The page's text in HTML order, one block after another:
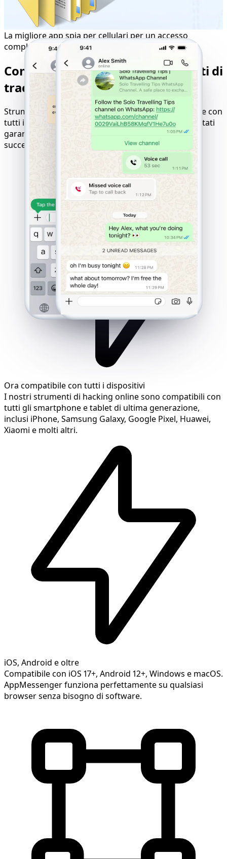
La migliore app spia per cellulari per un accesso
completo
Compatibilità perfetta per risultati di
tracciamento ottimali
Strumento online per hackerare siti web compatibile con
tutti i dispositivi, sistemi operativi e reti mobili. Risultati
garantiti con logica di pagamento solo in caso di
successo.
Ora compatibile con tutti i dispositivi
I nostri strumenti di hacking online sono compatibili con
tutti gli smartphone e tablet di ultima generazione,
inclusi iPhone, Samsung Galaxy, Google Pixel, Huawei,
Xiaomi e molti altri.
iOS, Android e oltre
Compatibile con iOS 17+, Android 12+, Windows e macOS.
AppMessenger funziona perfettamente su qualsiasi
browser senza bisogno di software.